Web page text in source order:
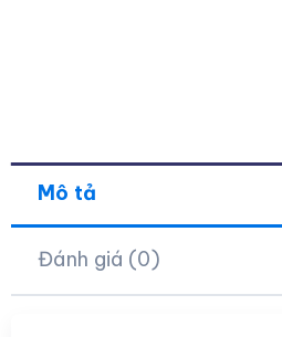
Mô tả
Đánh giá (0)